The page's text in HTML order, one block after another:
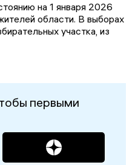
на 1 января 2026
области. В выборах
участка, из
первыми